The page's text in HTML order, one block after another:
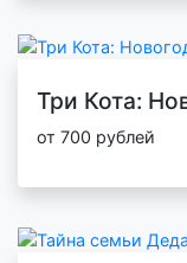
Три Кота:
от 700 рублей